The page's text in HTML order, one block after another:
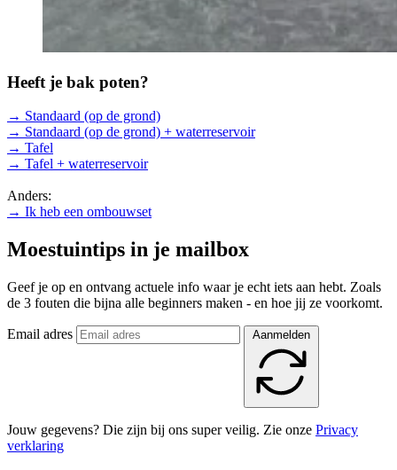
Heeft je bak poten?
→ Standaard (op de grond)
→ Standaard (op de grond) + waterreservoir
→ Tafel
→ Tafel + waterreservoir
Anders:
→ Ik heb een ombouwset
Moestuintips in je mailbox
Geef je op en ontvang actuele info waar je echt iets aan hebt. Zoals
de 3 fouten die bijna alle beginners maken - en hoe jij ze voorkomt.
Email adres Aanmelden
Jouw gegevens? Die zijn bij ons super veilig. Zie onze Privacy
verklaring